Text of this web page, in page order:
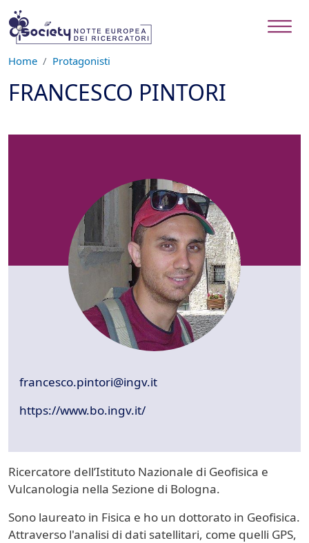
Salta al contenuto principale
Home Protagonisti
FRANCESCO PINTORI
francesco.pintori@ingv.it
https://www.bo.ingv.it/
Ricercatore dell’Istituto Nazionale di Geofisica e
Vulcanologia nella Sezione di Bologna.
Sono laureato in Fisica e ho un dottorato in Geofisica.
Attraverso l'analisi di dati satellitari, come quelli GPS,